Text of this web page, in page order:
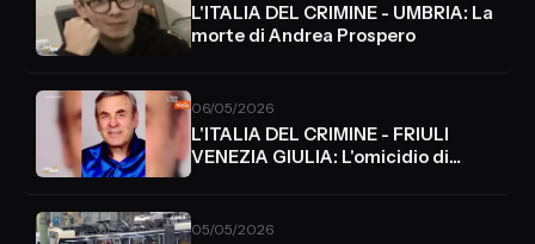
L'ITALIA DEL CRIMINE - UMBRIA: La
morte di Andrea Prospero
06/05/2026
L'ITALIA DEL CRIMINE - FRIULI
VENEZIA GIULIA: L'omicidio di
05/05/2026